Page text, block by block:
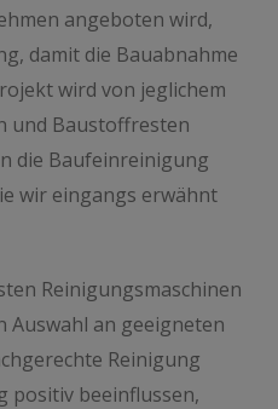
angeboten wird,
damit die Bauabnahme
wird von jeglichem
und Baustoffresten
die Baufeinreinigung
wir eingangs erwähnt
Reinigungsmaschinen
Auswahl an geeigneten
Reinigung
positiv beeinflussen,